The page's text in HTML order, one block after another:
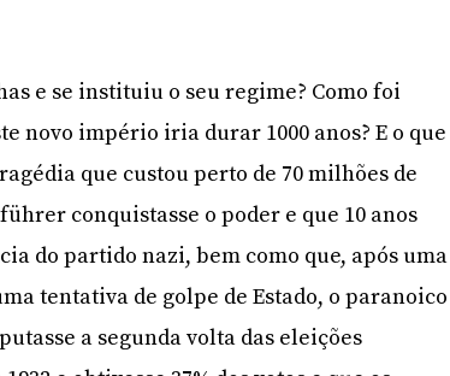
e se instituiu o seu regime? Como foi
novo império iria durar 1000 anos? E o que
que custou perto de 70 milhões de
conquistasse o poder e que 10 anos
do partido nazi, bem como que, após uma
tentativa de golpe de Estado, o paranoico
a segunda volta das eleições